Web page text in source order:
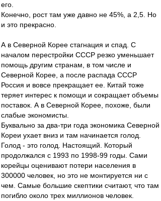
его.
Конечно, рост там уже давно не 45%, а 2,5. Но
и это прекрасно.
А в Северной Корее стагнация и спад. С
началом перестройки СССР резко уменьшает
помощь другим странам, в том числе и
Северной Корее, а после распада СССР
Россия и вовсе прекращает ее. Китай тоже
теряет интерес к помощи и сокращает объемы
поставок. А в Северной Корее, похоже, были
слабые экономисты.
Буквально за два-три года экономика Северной
Кореи ухает вниз и там начинается голод.
Голод - это голод. Настоящий. Который
продолжался с 1993 по 1998-99 годы. Сами
корейцы оценивают потери населения в
300000 человек, но это не монтируется ни с
чем. Самые большие скептики считают, что там
погибло около трех миллионов человек.